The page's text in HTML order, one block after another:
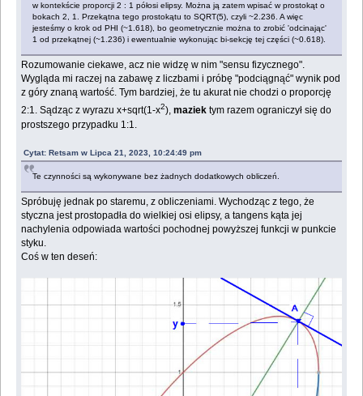
w kontekście proporcji 2 : 1 półosi elipsy. Można ją zatem wpisać w prostokąt o
bokach 2, 1. Przekątna tego prostokątu to SQRT(5), czyli ~2.236. A więc
jesteśmy o krok od PHI (~1.618), bo geometrycznie można to zrobić 'odcinając'
1 od przekątnej (~1.236) i ewentualnie wykonując bi-sekcję tej części (~0.618).
Rozumowanie ciekawe, acz nie widzę w nim "sensu fizycznego".
Wygląda mi raczej na zabawę z liczbami i próbę "podciągnąć" wynik pod
z góry znaną wartość. Tym bardziej, że tu akurat nie chodzi o proporcję
2:1. Sądząc z wyrazu x+sqrt(1-x2),maziek tym razem ograniczył się do
prostszego przypadku 1:1.
Cytat: Retsam w Lipca 21, 2023, 10:24:49 pm
Te czynności są wykonywane bez żadnych dodatkowych obliczeń.
Spróbuję jednak po staremu, z obliczeniami. Wychodząc z tego, że
styczna jest prostopadła do wielkiej osi elipsy, a tangens kąta jej
nachylenia odpowiada wartości pochodnej powyższej funkcji w punkcie
styku.
Coś w ten deseń: